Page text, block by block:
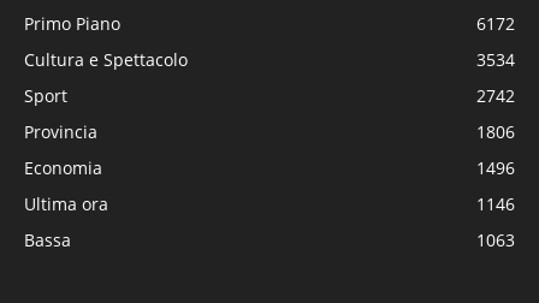
Primo Piano
6172
Cultura e Spettacolo
3534
Sport
2742
Provincia
1806
Economia
1496
Ultima ora
1146
Bassa
1063